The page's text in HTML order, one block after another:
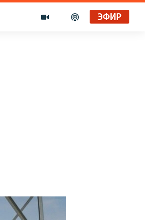
ЭФИР